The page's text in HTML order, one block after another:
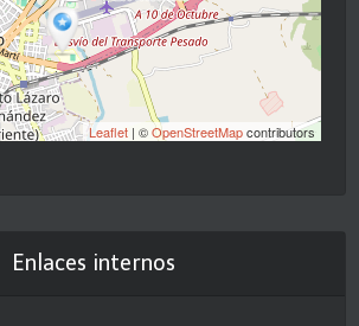
Leaflet| ©OpenStreetMapcontributors
Enlaces internos